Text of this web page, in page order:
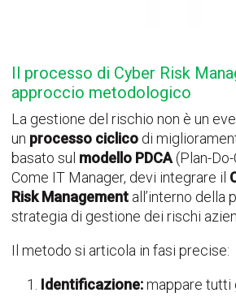
Il processo di Cyber Risk
approccio metodologico
La gestione del rischio non è un
un processo ciclicodi
basato sul modello PDCA(Plan-Do-
Come IT Manager, devi integrare il
Risk Managementall’interno della
strategia di gestione dei rischi
Il metodo si articola in fasi precise:
Identificazione:mappare tutti